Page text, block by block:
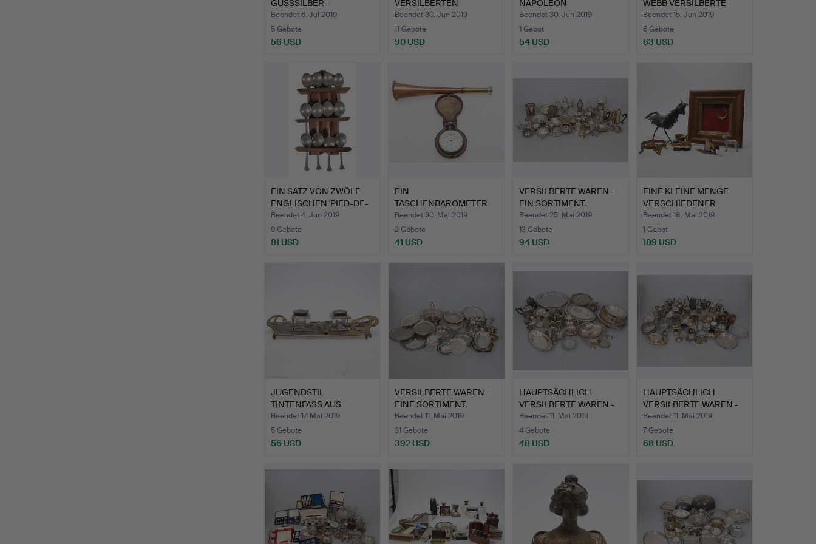
GUSSSILBER-
SERVIERSCH…
Beendet 6. Jul 2019
5 Gebote
56 USD
VERSILBERTEN
GEGENSTÄNDE…
Beendet 30. Jun 2019
11 Gebote
90 USD
NAPOLEON
BUONAPARTE.
Beendet 30. Jun 2019
1 Gebot
54 USD
WEBB VERSILBERTE
SERV…
Beendet 15. Jun 2019
6 Gebote
63 USD
EIN SATZ VON ZWÖLF
ENGLISCHEN 'PIED-DE-
BIC…
Beendet 4. Jun 2019
9 Gebote
81 USD
EIN
TASCHENBAROMETER
FÜR ROWELL, OXFORD.
Beendet 30. Mai 2019
2 Gebote
41 USD
VERSILBERTE WAREN -
EIN SORTIMENT.
Beendet 25. Mai 2019
13 Gebote
94 USD
EINE KLEINE MENGE
VERSCHIEDENER
METALLWARE…
Beendet 18. Mai 2019
1 Gebot
189 USD
JUGENDSTIL
TINTENFASS AUS
MESSING, KUPFER …
Beendet 17. Mai 2019
5 Gebote
56 USD
VERSILBERTE WAREN -
EINE SORTIMENT.
Beendet 11. Mai 2019
31 Gebote
392 USD
HAUPTSÄCHLICH
VERSILBERTE WAREN -
EIN SORT…
Beendet 11. Mai 2019
4 Gebote
48 USD
HAUPTSÄCHLICH
VERSILBERTE WAREN -
EIN SORT…
Beendet 11. Mai 2019
7 Gebote
68 USD